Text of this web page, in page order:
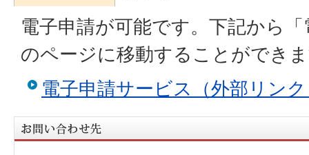
電子申請が可能です。下記から
のページに移動することができ
電子申請サービス（外部リン